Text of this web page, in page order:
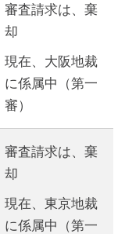
審査請求は、棄
却
現在、大阪地裁
に係属中（第一
審）
審査請求は、棄
却
現在、東京地裁
に係属中（第一